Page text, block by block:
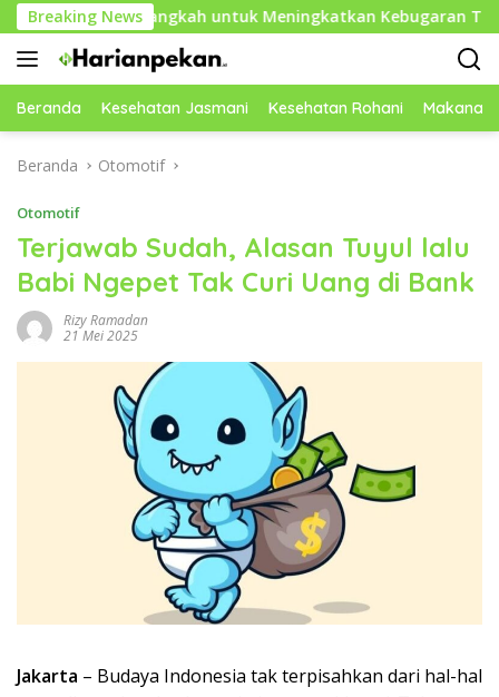
Langsung
ke
konten
Breaking News
Langkah untuk Meningkatkan Kebugaran Tubuh
Beranda Kesehatan Jasmani Kesehatan Rohani Makanan
Beranda Otomotif
Otomotif
Terjawab Sudah, Alasan Tuyul lalu
Babi Ngepet Tak Curi Uang di Bank
Rizy Ramadan
21 Mei 2025
Jakarta – Budaya Indonesia tak terpisahkan dari hal-hal